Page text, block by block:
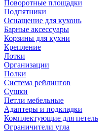
Поворотные площадки
Подпятники
Оснащение для кухонь
Барные аксессуары
Корзины для кухни
Крепление
Лотки
Организации
Полки
Система рейлингов
Сушки
Петли мебельные
Адаптеры и подкладки
Комплектующие для петель
Ограничители угла